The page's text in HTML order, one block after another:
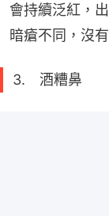
會持續泛紅，
暗瘡不同，沒
3. 酒糟鼻